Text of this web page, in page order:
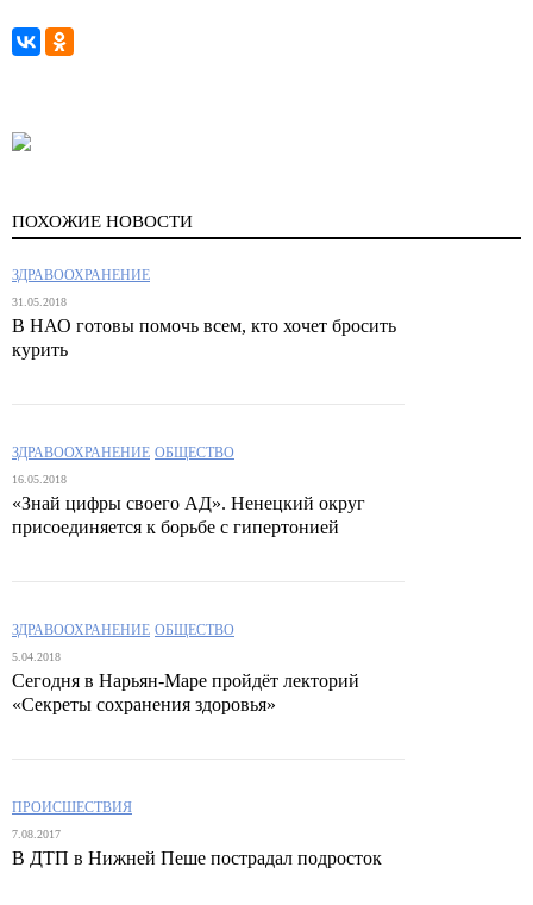
ПОХОЖИЕ НОВОСТИ
ЗДРАВООХРАНЕНИЕ
31.05.2018
В НАО готовы помочь всем, кто хочет бросить
курить
ЗДРАВООХРАНЕНИЕ ОБЩЕСТВО
16.05.2018
«Знай цифры своего АД». Ненецкий округ
присоединяется к борьбе с гипертонией
ЗДРАВООХРАНЕНИЕ ОБЩЕСТВО
5.04.2018
Сегодня в Нарьян-Маре пройдёт лекторий
«Секреты сохранения здоровья»
ПРОИСШЕСТВИЯ
7.08.2017
В ДТП в Нижней Пеше пострадал подросток